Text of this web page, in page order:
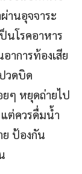
านอุจจาระ
นโรคอาหาร
าการท้องเสีย
วดบิด
ยๆ หยุดถ่ายไป
ต่ควรดื่มน้ำ
ย ป้องกัน